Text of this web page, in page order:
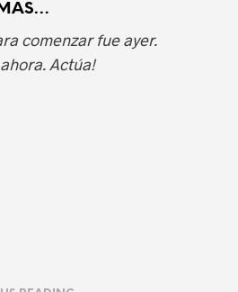
comenzar fue ayer.
Actúa!